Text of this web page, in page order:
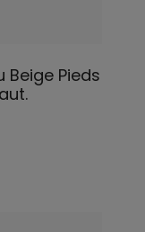
Beige Pieds